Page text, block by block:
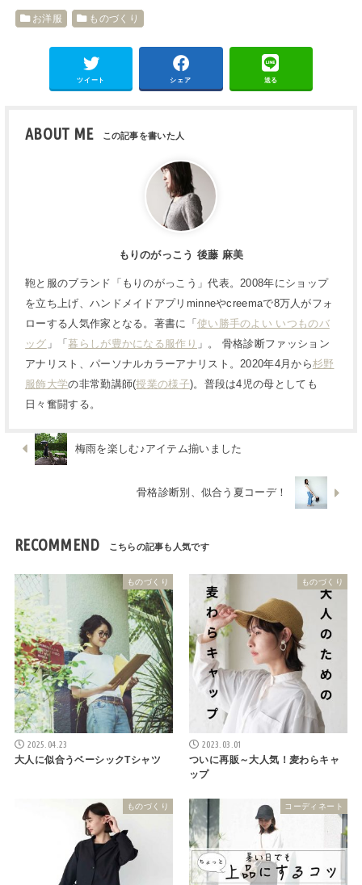
お洋服 ものづくり
ツイート シェア 送る
ABOUT ME
もりのがっこう 後藤 麻美
鞄と服のブランド「もりのがっこう」代表。2008年にショップ
を立ち上げ、ハンドメイドアプリminneやcreemaで8万人がフォ
ローする人気作家となる。著書に「 使い勝手のよい いつものバ
ッグ 」「暮らしが豊かになる服作り 」。 骨格診断ファッション
アナリスト、パーソナルカラーアナリスト。2020年4月から杉野
服飾大学の非常勤講師(授業の様子)。普段は4児の母としても
日々奮闘する。
梅雨を楽しむ♪アイテム揃いました
骨格診断別、似合う夏コーデ！
RECOMMEND
ものづくり
2025.04.23
大人に似合うベーシックTシャツ
ものづくり
2023.03.01
ついに再販～大人気！麦わらキャ
ップ
ものづくり コーディネート